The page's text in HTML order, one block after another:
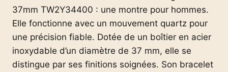
37mm TW2Y34400 : une montre pour hommes.
Elle fonctionne avec un mouvement quartz pour
une précision fiable. Dotée de un boîtier en acier
inoxydable d’un diamètre de 37 mm, elle se
distingue par ses finitions soignées. Son bracelet